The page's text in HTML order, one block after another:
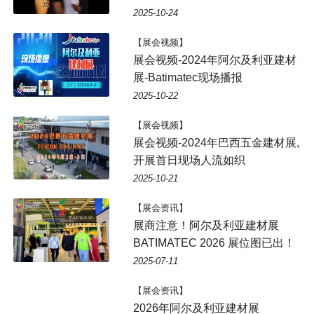
2025-10-24
【展会视频】
展会视频-2024年阿尔及利亚建材
展-Batimatec现场播报
2025-10-22
【展会视频】
展会视频-2024年巴西五金建材展,
开展首日现场人流如织
2025-10-21
【展会资讯】
展商注意！阿尔及利亚建材展
BATIMATEC 2026 展位图已出！
2025-07-11
【展会资讯】
2026年阿尔及利亚建材展